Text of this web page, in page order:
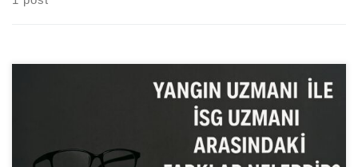
Yangın Uzmanı ile İSG Uzmanı Arasındaki Farklar Nelerdir? Hangi
Yetkiler Kimde? Türkiye’de iş sağlığı ve güvenliği alanında son
yıllarda birçok yeni meslek tanımı ortaya çıkmıştır. Bu mesleklerden